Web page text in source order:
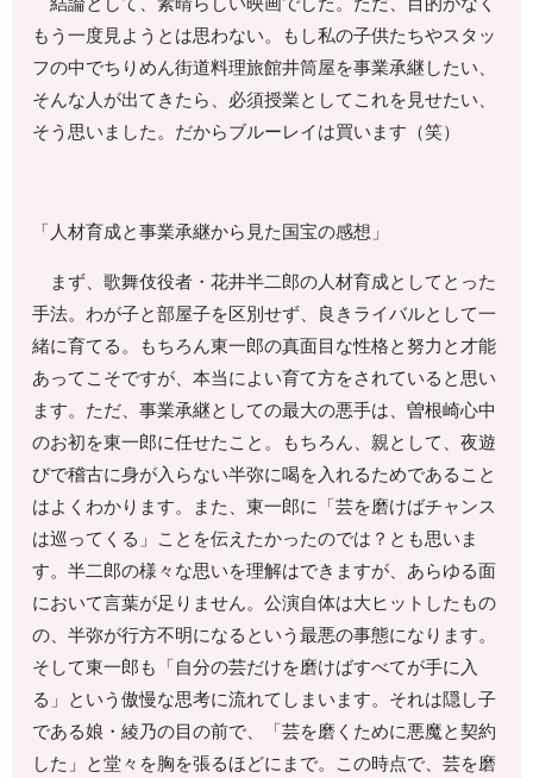
結論として、素晴らしい映画でした。ただ、目的がなく
もう一度見ようとは思わない。もし私の子供たちやスタッ
フの中でちりめん街道料理旅館井筒屋を事業承継したい、
そんな人が出てきたら、必須授業としてこれを見せたい、
そう思いました。だからブルーレイは買います（笑）
「人材育成と事業承継から見た国宝の感想」
まず、歌舞伎役者・花井半二郎の人材育成としてとった
手法。わが子と部屋子を区別せず、良きライバルとして一
緒に育てる。もちろん東一郎の真面目な性格と努力と才能
あってこそですが、本当によい育て方をされていると思い
ます。ただ、事業承継としての最大の悪手は、曽根崎心中
のお初を東一郎に任せたこと。もちろん、親として、夜遊
びで稽古に身が入らない半弥に喝を入れるためであること
はよくわかります。また、東一郎に「芸を磨けばチャンス
は巡ってくる」ことを伝えたかったのでは？とも思いま
す。半二郎の様々な思いを理解はできますが、あらゆる面
において言葉が足りません。公演自体は大ヒットしたもの
の、半弥が行方不明になるという最悪の事態になります。
そして東一郎も「自分の芸だけを磨けばすべてが手に入
る」という傲慢な思考に流れてしまいます。それは隠し子
である娘・綾乃の目の前で、「芸を磨くために悪魔と契約
した」と堂々を胸を張るほどにまで。この時点で、芸を磨